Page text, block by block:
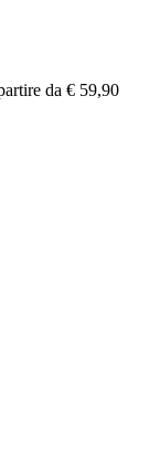
da € 59,90